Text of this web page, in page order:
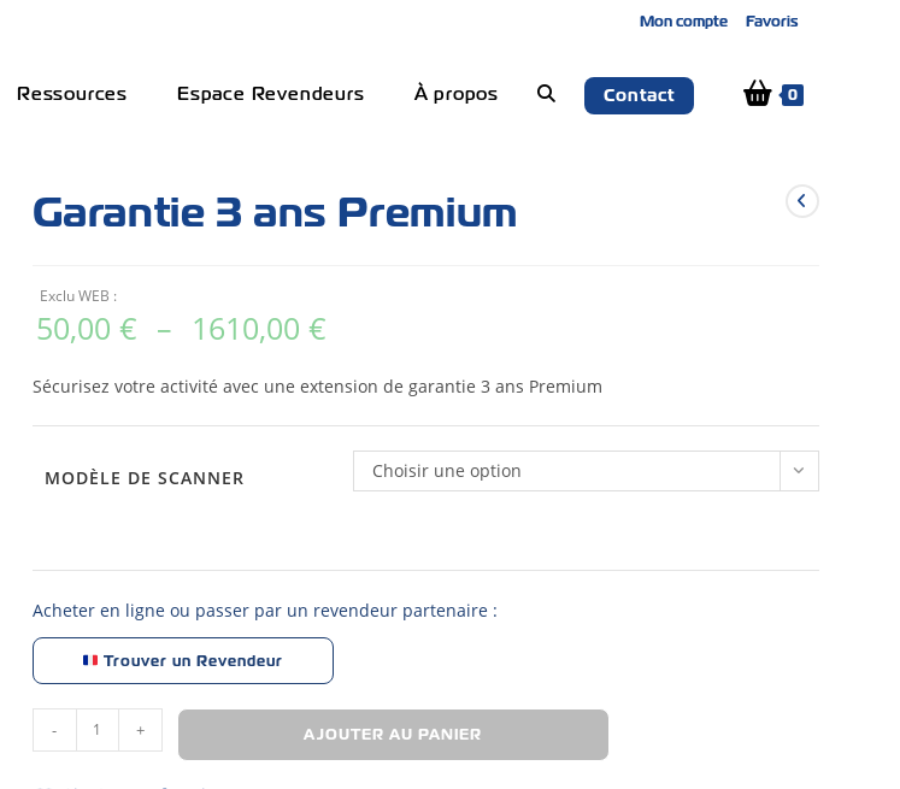
Mon compte Favoris
Ressources Espace Revendeurs À propos Contact 0
Garantie 3 ans Premium
Exclu WEB :
50,00 € – 1610,00 €
Sécurisez votre activité avec une extension de garantie 3 ans Premium
MODÈLE DE SCANNER Choisir une option
Acheter en ligne ou passer par un revendeur partenaire :
Trouver un Revendeur
- + AJOUTER AU PANIER